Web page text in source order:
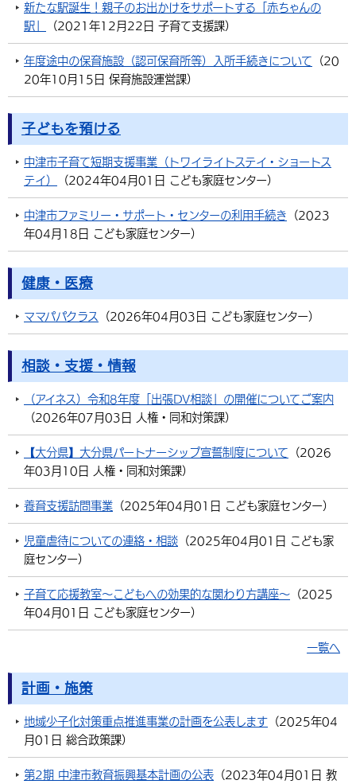
新たな駅誕生！親子のお出かけをサポートする「赤ちゃんの
駅」
（2021年12月22日 子育て支援課）
年度途中の保育施設（認可保育所等）入所手続きについて （20
20年10月15日 保育施設運営課）
子どもを預ける
中津市子育て短期支援事業（トワイライトステイ・ショートス
テイ）
（2024年04月01日 こども家庭センター）
中津市ファミリー・サポート・センターの利用手続き （2023
年04月18日 こども家庭センター）
健康・医療
ママパパクラス （2026年04月03日 こども家庭センター）
相談・支援・情報
（アイネス）令和8年度「出張DV相談」の開催についてご案内
（2026年07月03日 人権・同和対策課）
【大分県】大分県パートナーシップ宣誓制度について （2026
年03月10日
人権・同和対策課）
養育支援訪問事業 （2025年04月01日 こども家庭センター）
児童虐待についての連絡・相談 （2025年04月01日 こども家
庭センター）
子育て応援教室～こどもへの効果的な関わり方講座～ （2025
年04月01日 こども家庭センター）
一覧へ
計画・施策
地域少子化対策重点推進事業の計画を公表します （2025年04
月01日 総合政策課）
第2期 中津市教育振興基本計画の公表 （2023年04月01日 教